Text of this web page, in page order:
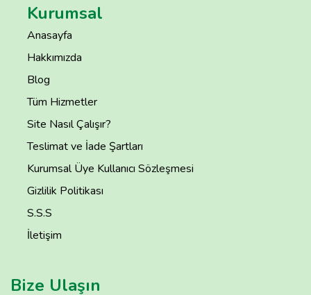
Kurumsal
Anasayfa
Hakkımızda
Blog
Tüm Hizmetler
Site Nasıl Çalışır?
Teslimat ve İade Şartları
Kurumsal Üye Kullanıcı Sözleşmesi
Gizlilik Politikası
S.S.S
İletişim
Bize Ulaşın